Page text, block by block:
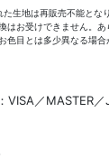
生地は再販売不能とな
はお受けできません。あ
色目とは多少異なる場
／MASTER／